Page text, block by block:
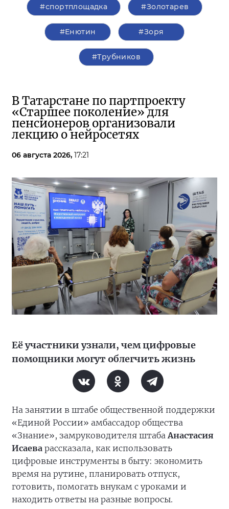
#спортплощадка #Золотарев
#Енютин #Зоря
#Трубников
В Татарстане по партпроекту
«Старшее поколение» для
пенсионеров организовали
лекцию о нейросетях
06 августа 2026, 17:21
Её участники узнали, чем цифровые
помощники могут облегчить жизнь
На занятии в штабе общественной поддержки
«Единой России» амбассадор общества
«Знание», замруководителя штабаАнастасия
Исаева рассказала, как использовать
цифровые инструменты в быту: экономить
время на рутине, планировать отпуск,
готовить, помогать внукам с уроками и
находить ответы на разные вопросы.